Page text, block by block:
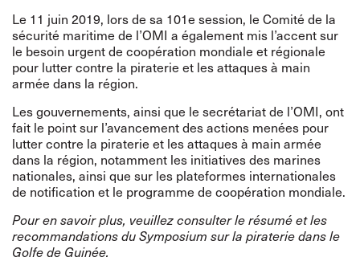
Le 11 juin 2019, lors de sa 101e session, le Comité de la
sécurité maritime de l’OMI a également mis l’accent sur
le besoin urgent de coopération mondiale et régionale
pour lutter contre la piraterie et les attaques à main
armée dans la région.
Les gouvernements, ainsi que le secrétariat de l’OMI, ont
fait le point sur l’avancement des actions menées pour
lutter contre la piraterie et les attaques à main armée
dans la région, notamment les initiatives des marines
nationales, ainsi que sur les plateformes internationales
de notification et le programme de coopération mondiale.
Pour en savoir plus, veuillez consulterle résumé et les
recommandations duSymposium sur la piraterie dans le
Golfe de Guinée.